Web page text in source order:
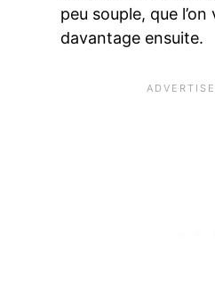
peu souple, que
davantage ensuite.